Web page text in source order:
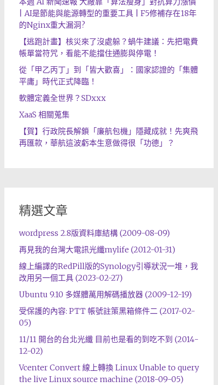
| AI是節能與能源轉型的重要工具 | F5修補存在18年
的Nginx重大漏洞?
【逃跑計畫】核災來了沒處躲？蝸牛建議：先把電費
帳單當符咒，看能不能擋住通膨與停電！
從「甲乙丙丁」到「皆大歡喜」：國家認證的「集體
平庸」時代正式降臨！
軟體定義全世界？SDxxx
XaaS 相關蒐集
【賀】行政院長解鎖「廉航包機」隱藏成就！先爽飛
再匯款，華航這波虧本生意做得很「功德」？
精選文章
wordpress 2.8版資料庫結構 (2009-08-09)
再見我的台灣大電訊光纖mylife (2012-01-31)
線上編譯的RedPill版的Synology引導狀況一堆，我
改用另一個工具 (2023-02-27)
Ubuntu 9.10 多媒體萬用解碼播放器 (2009-12-19)
受保護的內容: PTT 帳號註策黑箱條件二 (2017-02-
05)
11/11 開台的台北光纖 目前也是看的到吃不到 (2014-
12-02)
Vcenter Convert 線上轉換 Linux Unable to query
the live Linux source machine (2018-09-05)